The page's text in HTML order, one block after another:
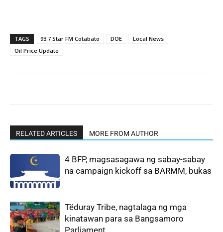
TAGS 93.7 Star FM Cotabato DOE
Local News
Oil Price Update
RELATED ARTICLES MORE FROM AUTHOR
4 BFP, magsasagawa ng sabay-sabay
na campaign kickoff sa BARMM, bukas
Tëduray Tribe, nagtalaga ng mga
kinatawan para sa Bangsamoro